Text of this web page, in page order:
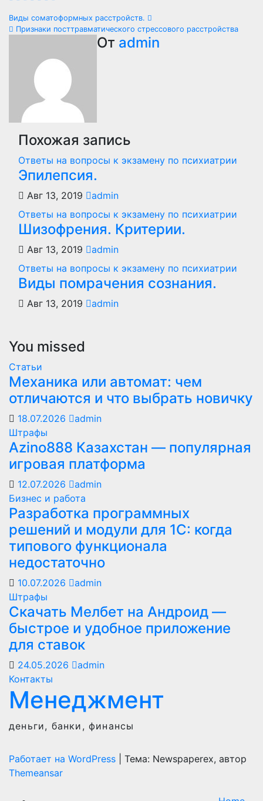
Навигация
записям
Виды соматоформных расстройств.
Признаки посттравматического стрессового расстройства
От admin
Похожая запись
Ответы на вопросы к экзамену по психиатрии
Эпилепсия.
Авг 13, 2019
admin
Ответы на вопросы к экзамену по психиатрии
Шизофрения. Критерии.
Авг 13, 2019
admin
Ответы на вопросы к экзамену по психиатрии
Виды помрачения сознания.
Авг 13, 2019 admin
You missed
Статьи
Механика или автомат: чем
отличаются и что выбрать новичку
18.07.2026
admin
Штрафы
Azino888 Казахстан — популярная
игровая платформа
12.07.2026
admin
Бизнес и работа
Разработка программных
решений и модули для 1С: когда
типового функционала
недостаточно
10.07.2026
admin
Штрафы
Скачать Мелбет на Андроид —
быстрое и удобное приложение
для ставок
24.05.2026
admin
Контакты
Менеджмент
деньги, банки, финансы
Работает на WordPress
Тема: Newspaperex, автор
Themeansar